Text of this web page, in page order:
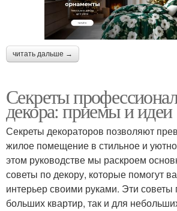
читать дальше →
Секреты
декора: приемы и идеи
Секреты декораторов позволяют
жилое помещение в стильное и
этом руководстве мы раскроем
советы по декору, которые помогут
интерьер своими руками. Эти
больших квартир, так и для